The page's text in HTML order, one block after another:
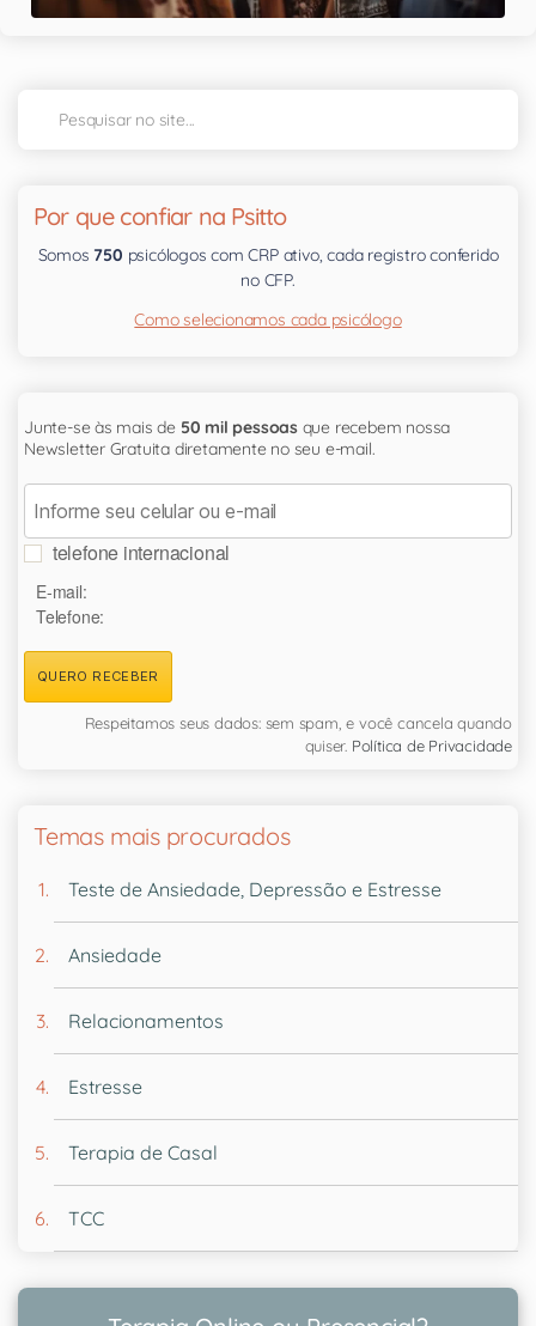
Por que confiar na Psitto
Somos 750 psicólogos com CRP ativo, cada registro conferido
no CFP.
Como selecionamos cada psicólogo
Junte-se às mais de 50 mil pessoasque recebem nossa
Newsletter Gratuita diretamente no seu e-mail.
telefone internacional
E-mail:
Telefone:
QUERO RECEBER
Respeitamos seus dados: sem spam, e você cancela quando
quiser. Política de Privacidade
Temas mais procurados
Teste de Ansiedade, Depressão e Estresse
Ansiedade
Relacionamentos
Estresse
Terapia de Casal
TCC